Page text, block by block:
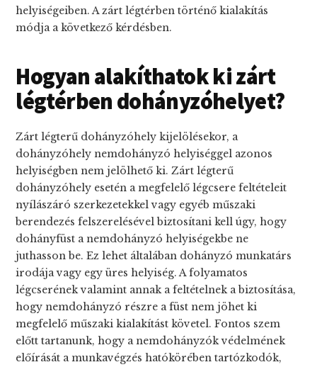
helyiségeiben. A zárt légtérben történő kialakítás
módja a következő kérdésben.
Hogyan alakíthatok ki zárt
légtérben dohányzóhelyet?
Zárt légterű dohányzóhely kijelölésekor, a
dohányzóhely nemdohányzó helyiséggel azonos
helyiségben nem jelölhető ki. Zárt légterű
dohányzóhely esetén a megfelelő légcsere feltételeit
nyílászáró szerkezetekkel vagy egyéb műszaki
berendezés felszerelésével biztosítani kell úgy, hogy
dohányfüst a nemdohányzó helyiségekbe ne
juthasson be. Ez lehet általában dohányzó munkatárs
irodája vagy egy üres helyiség. A folyamatos
légcserének valamint annak a feltételnek a biztosítása,
hogy nemdohányzó részre a füst nem jöhet ki
megfelelő műszaki kialakítást követel. Fontos szem
előtt tartanunk, hogy a nemdohányzók védelmének
előírását a munkavégzés hatókörében tartózkodók,